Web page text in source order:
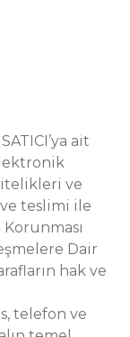
ait
ve
teslimi ile
Dair
hak ve
telefon ve